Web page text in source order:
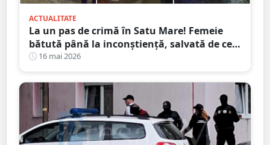
ACTUALITATE
La un pas de crimă în Satu Mare! Femeie
bătută până la inconștiență, salvată de cei
4 copilași
16 mai 2026